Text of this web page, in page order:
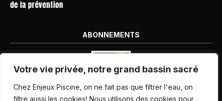
Votre vie privée, notre grand bassin sacré
Chez Enjeux Piscine, on ne fait pas que filtrer l'eau, on
filtre aussi les cookies! Nous utilisons des cookies pour
de la prévention
ABONNEMENTS